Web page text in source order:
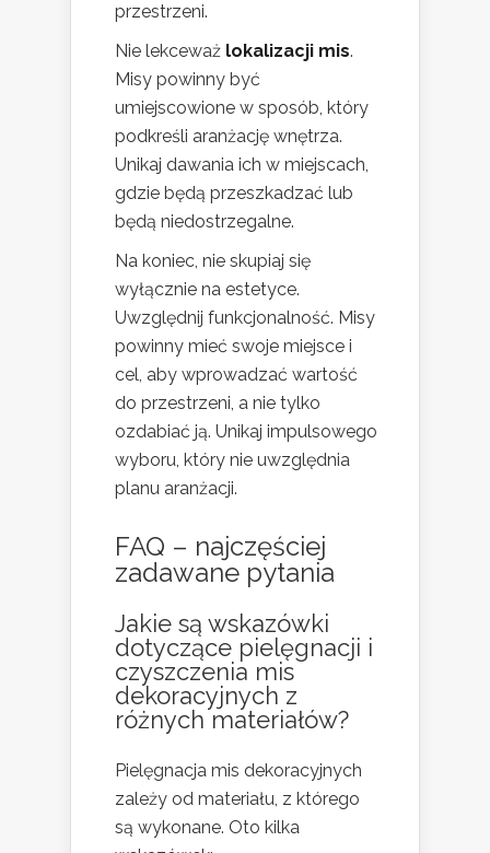
przestrzeni.
Nie lekceważ lokalizacji mis.
Misy powinny być
umiejscowione w sposób, który
podkreśli aranżację wnętrza.
Unikaj dawania ich w miejscach,
gdzie będą przeszkadzać lub
będą niedostrzegalne.
Na koniec, nie skupiaj się
wyłącznie na estetyce.
Uwzględnij funkcjonalność. Misy
powinny mieć swoje miejsce i
cel, aby wprowadzać wartość
do przestrzeni, a nie tylko
ozdabiać ją. Unikaj impulsowego
wyboru, który nie uwzględnia
planu aranżacji.
FAQ – najczęściej
zadawane pytania
Jakie są wskazówki
dotyczące pielęgnacji i
czyszczenia mis
dekoracyjnych z
różnych materiałów?
Pielęgnacja mis dekoracyjnych
zależy od materiału, z którego
są wykonane. Oto kilka